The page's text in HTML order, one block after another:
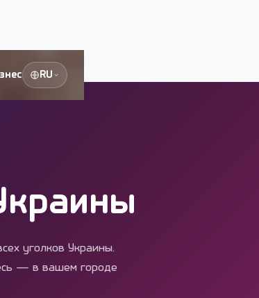
RU
уголков Украины.
— в вашем городе